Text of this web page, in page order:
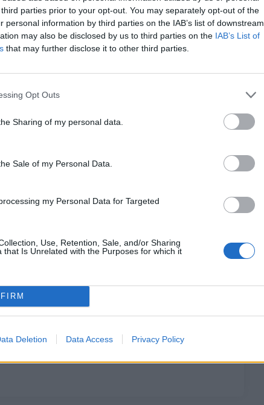
parties prior to your opt-out. You may separately opt-out of the
personal information by third parties on the IAB’s list of downstream
may also be disclosed by us to third parties on the IAB’s List of
that may further disclose it to other third parties.
Opt Outs
Sharing of my personal data.
Sale of my Personal Data.
my Personal Data for Targeted
Use, Retention, Sale, and/or Sharing
that Is Unrelated with the Purposes for which it
Deletion Data Access Privacy Policy
Ωρωπού